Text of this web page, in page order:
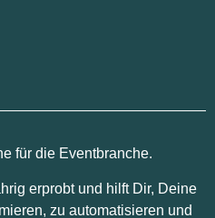
für die Eventbranche.
erprobt und hilft Dir, Deine
zu automatisieren und